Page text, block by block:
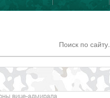
вице-адмирала